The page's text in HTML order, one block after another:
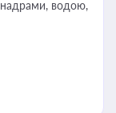
водою,